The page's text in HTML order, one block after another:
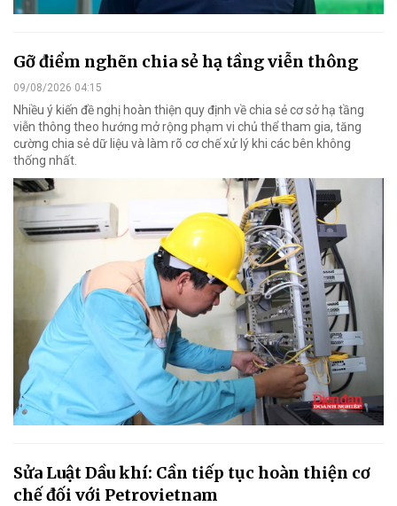
Gỡ điểm nghẽn chia sẻ hạ tầng viễn thông
09/08/2026 04:15
Nhiều ý kiến đề nghị hoàn thiện quy định về chia sẻ cơ sở hạ tầng
viễn thông theo hướng mở rộng phạm vi chủ thể tham gia, tăng
cường chia sẻ dữ liệu và làm rõ cơ chế xử lý khi các bên không
thống nhất.
Sửa Luật Dầu khí: Cần tiếp tục hoàn thiện cơ
chế đối với Petrovietnam